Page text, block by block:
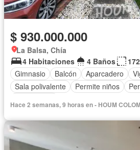
$ 930.000.000
La Balsa, Chía
4 Habitaciones
4 Baños
Gimnasio
Balcón Aparcadero
Sala polivalente
Permite niños
Hace 2 semanas, 9 horas en - HOUM